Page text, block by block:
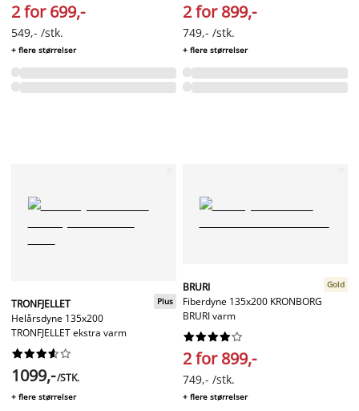
2 for 699,-
549,- /stk.
+ flere størrelser
2 for 899,-
749,- /stk.
+ flere størrelser
TRONFJELLET
Helårsdyne 135x200
TRONFJELLET ekstra varm
Plus






1099,-/STK.
+ flere størrelser
BRURI
Fiberdyne 135x200 KRONBORG
BRURI varm
Gold






2 for 899,-
749,- /stk.
+ flere størrelser